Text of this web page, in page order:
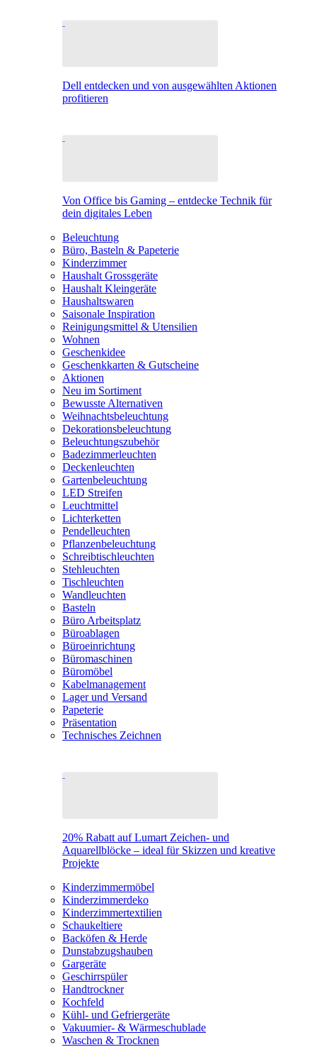
Dell entdecken und von ausgewählten Aktionen
profitieren
Von Office bis Gaming – entdecke Technik für
dein digitales Leben
Beleuchtung
Büro, Basteln & Papeterie
Kinderzimmer
Haushalt Grossgeräte
Haushalt Kleingeräte
Haushaltswaren
Saisonale Inspiration
Reinigungsmittel & Utensilien
Wohnen
Geschenkidee
Geschenkkarten & Gutscheine
Aktionen
Neu im Sortiment
Bewusste Alternativen
Weihnachtsbeleuchtung
Dekorationsbeleuchtung
Beleuchtungszubehör
Badezimmerleuchten
Deckenleuchten
Gartenbeleuchtung
LED Streifen
Leuchtmittel
Lichterketten
Pendelleuchten
Pflanzenbeleuchtung
Schreibtischleuchten
Stehleuchten
Tischleuchten
Wandleuchten
Basteln
Büro Arbeitsplatz
Büroablagen
Büroeinrichtung
Büromaschinen
Büromöbel
Kabelmanagement
Lager und Versand
Papeterie
Präsentation
Technisches Zeichnen
20% Rabatt auf Lumart Zeichen- und
Aquarellblöcke – ideal für Skizzen und kreative
Projekte
Kinderzimmermöbel
Kinderzimmerdeko
Kinderzimmertextilien
Schaukeltiere
Backöfen & Herde
Dunstabzugshauben
Gargeräte
Geschirrspüler
Handtrockner
Kochfeld
Kühl- und Gefriergeräte
Vakuumier- & Wärmeschublade
Waschen & Trocknen